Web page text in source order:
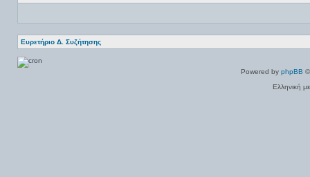
Ευρετήριο Δ. Συζήτησης
Powered by phpBB
Ελληνική